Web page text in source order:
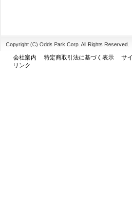
Copyright (C) Odds Park Corp. All Rights Reserved.
会社案内 特定商取引法に基づく表示 サ
リンク